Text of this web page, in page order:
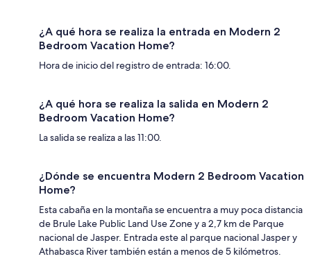
¿A qué hora se realiza la entrada en Modern 2
Bedroom Vacation Home?
Hora de inicio del registro de entrada: 16:00.
¿A qué hora se realiza la salida en Modern 2
Bedroom Vacation Home?
La salida se realiza a las 11:00.
¿Dónde se encuentra Modern 2 Bedroom Vacation
Home?
Esta cabaña en la montaña se encuentra a muy poca distancia
de Brule Lake Public Land Use Zone y a 2,7 km de Parque
nacional de Jasper. Entrada este al parque nacional Jasper y
Athabasca River también están a menos de 5 kilómetros.